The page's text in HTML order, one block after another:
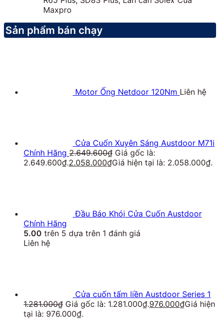
Maxpro
Sản phẩm bán chạy
Motor Ống Netdoor 120Nm Liên hệ
Cửa Cuốn Xuyên Sáng Austdoor M71i
Chính Hãng 2.649.600₫ Giá gốc là:
2.649.600₫.2.058.000₫Giá hiện tại là: 2.058.000₫.
Đầu Báo Khói Cửa Cuốn Austdoor
Chính Hãng
5.00 trên 5 dựa trên 1 đánh giá
Liên hệ
Cửa cuốn tấm liền Austdoor Series 1
1.281.000₫ Giá gốc là: 1.281.000₫.976.000₫Giá hiện
tại là: 976.000₫.